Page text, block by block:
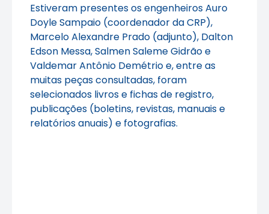
Estiveram presentes os engenheiros Auro
Doyle Sampaio (coordenador da CRP),
Marcelo Alexandre Prado (adjunto), Dalton
Edson Messa, Salmen Saleme Gidrão e
Valdemar Antônio Demétrio e, entre as
muitas peças consultadas, foram
selecionados livros e fichas de registro,
publicações (boletins, revistas, manuais e
relatórios anuais) e fotografias.